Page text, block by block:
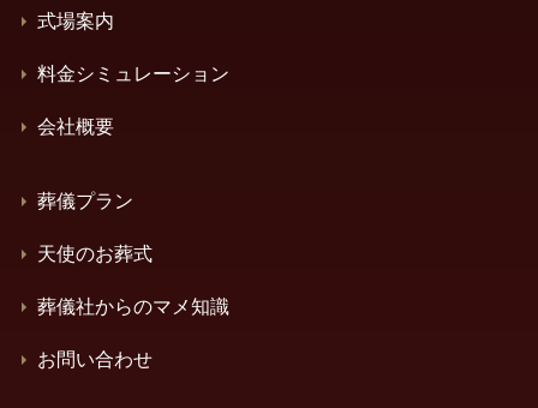
式場案内
料金シミュレーション
会社概要
葬儀プラン
天使のお葬式
葬儀社からのマメ知識
お問い合わせ